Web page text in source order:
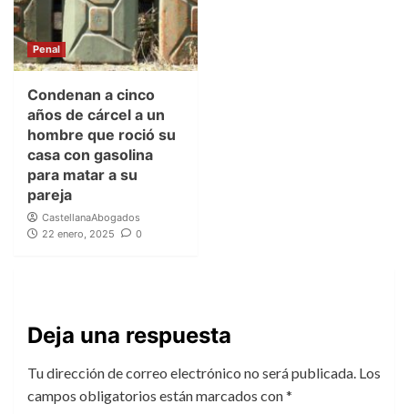
Penal
Condenan a cinco
años de cárcel a un
hombre que roció su
casa con gasolina
para matar a su
pareja
CastellanaAbogados
22 enero, 2025
0
Deja una respuesta
Tu dirección de correo electrónico no será publicada. Los
campos obligatorios están marcados con*